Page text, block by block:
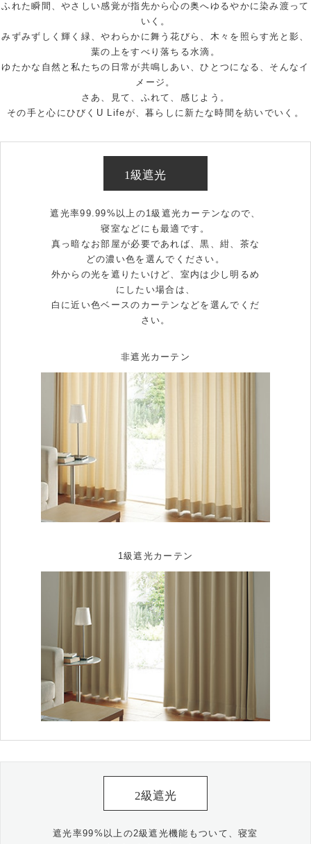
ふれた瞬間、やさしい感覚が指先から心の奥へゆるやかに染み渡って
いく。
みずみずしく輝く緑、やわらかに舞う花びら、木々を照らす光と影、
葉の上をすべり落ちる水滴。
ゆたかな自然と私たちの日常が共鳴しあい、ひとつになる、そんなイ
メージ。
さあ、見て、ふれて、感じよう。
その手と心にひびくU Lifeが、暮らしに新たな時間を紡いでいく。
1級遮光
遮光率99.99%以上の1級遮光カーテンなので、
寝室などにも最適です。
真っ暗なお部屋が必要であれば、黒、紺、茶な
どの濃い色を選んでください。
外からの光を遮りたいけど、室内は少し明るめ
にしたい場合は、
白に近い色ベースのカーテンなどを選んでくだ
さい。
非遮光カーテン
1級遮光カーテン
2級遮光
遮光率99%以上の2級遮光機能もついて、寝室